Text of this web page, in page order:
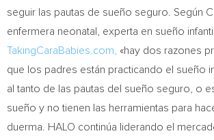
seguir las pautas de sueño seguro. Según
enfermera neonatal, experta en sueño
TakingCaraBabies.com, «hay dos razones
que los padres están practicando el sueño
al tanto de las pautas del sueño seguro, o
sueño y no tienen las herramientas para
duerma. HALO continúa liderando el